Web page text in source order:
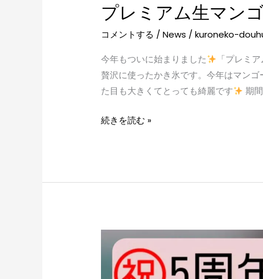
プレミアム生マン
コメントする /News /kuroneko-
今年もついに始まりました
「プレミ
贅沢に使ったかき氷です。今年はマン
た目も大きくてとっても綺麗です
期
続きを読む »